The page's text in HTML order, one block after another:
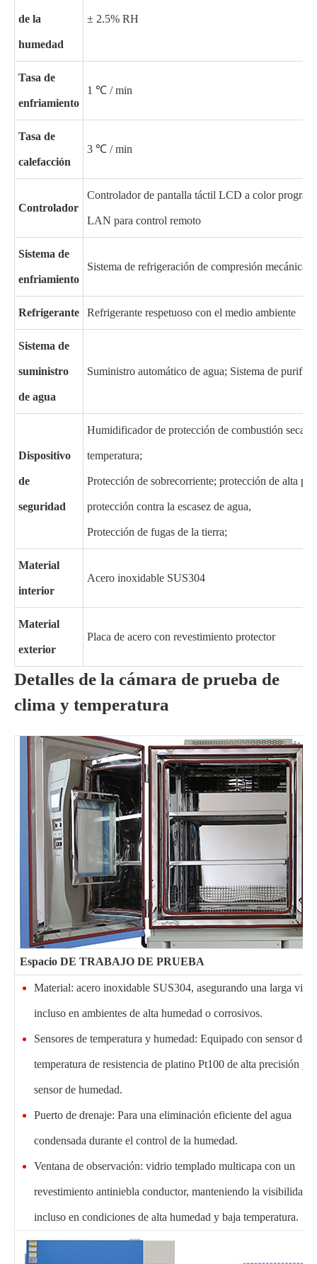
de la
humedad
± 2.5% RH
Tasa de
enfriamiento
1 ℃ / min
Tasa de
calefacción
3 ℃ / min
Controlador
Controlador de pantalla táctil LCD a color
LAN para control remoto
Sistema de
enfriamiento
Sistema de refrigeración de compresión mecánica
Refrigerante Refrigerante respetuoso con el medio ambiente
Sistema de
suministro
de agua
Suministro automático de agua; Sistema de
Dispositivo
de
seguridad
Humidificador de protección de combustión seca;
temperatura;
Protección de sobrecorriente; protección de alta
protección contra la escasez de agua,
Protección de fugas de la tierra;
Material
interior
Acero inoxidable SUS304
Material
exterior
Placa de acero con revestimiento protector
Detalles de la cámara de prueba de
clima y temperatura
Espacio DE TRABAJO DE PRUEBA
Material: acero inoxidable SUS304, asegurando una larga vida
incluso en ambientes de alta humedad o corrosivos.
Sensores de temperatura y humedad: Equipado con sensor de
temperatura de resistencia de platino Pt100 de alta precisión y
sensor de humedad.
Puerto de drenaje: Para una eliminación eficiente del agua
condensada durante el control de la humedad.
Ventana de observación: vidrio templado multicapa con un
revestimiento antiniebla conductor, manteniendo la visibilidad
incluso en condiciones de alta humedad y baja temperatura.